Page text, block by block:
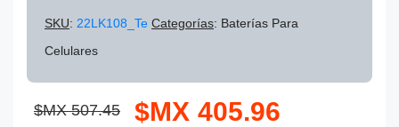
SKU: 22LK108_Te Categorías: Baterías Para
Celulares
$MX 507.45 $MX 405.96